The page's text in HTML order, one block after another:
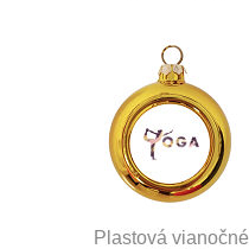
Plastová vianočné